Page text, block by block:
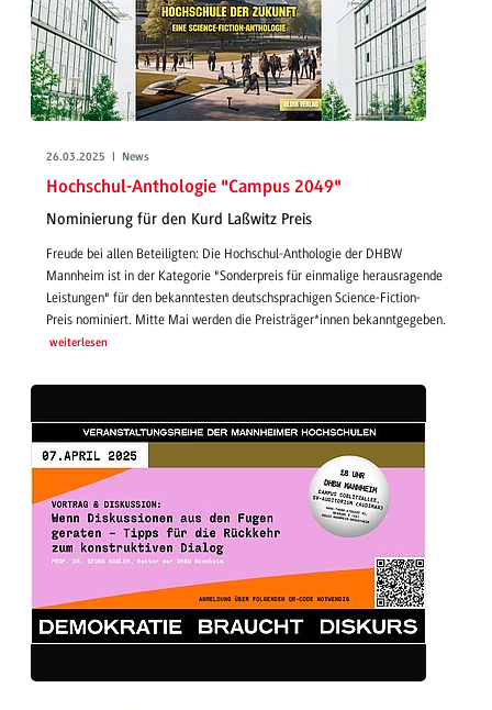
26.03.2025 | News
Hochschul-Anthologie "Campus 2049"
Nominierung für den Kurd Laßwitz Preis
Freude bei allen Beteiligten: Die Hochschul-Anthologie der DHBW
Mannheim ist in der Kategorie "Sonderpreis für einmalige herausragende
Leistungen" für den bekanntesten deutschsprachigen Science-Fiction-
Preis nominiert. Mitte Mai werden die Preisträger*innen bekanntgegeben.
weiterlesen